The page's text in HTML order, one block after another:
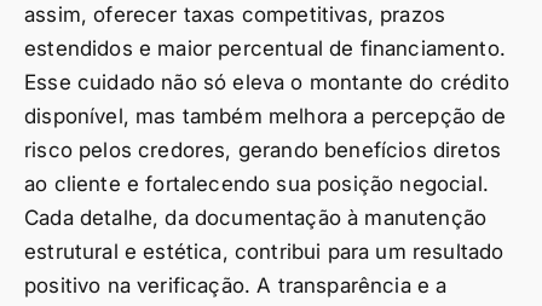
assim, oferecer taxas competitivas, prazos
estendidos e maior percentual de financiamento.
Esse cuidado não só eleva o montante do crédito
disponível, mas também melhora a percepção de
risco pelos credores, gerando benefícios diretos
ao cliente e fortalecendo sua posição negocial.
Cada detalhe, da documentação à manutenção
estrutural e estética, contribui para um resultado
positivo na verificação. A transparência e a